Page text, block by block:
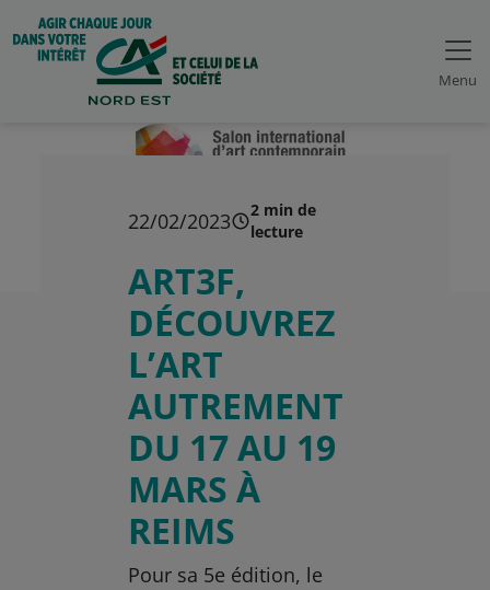
Menu
22/02/2023
2 min de
lecture
ART3F,
DÉCOUVREZ
L’ART
AUTREMENT
DU 17 AU 19
MARS À
REIMS
Pour sa 5e édition, le